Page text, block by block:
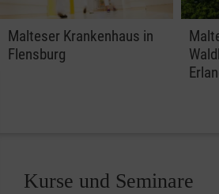
Malteser Krankenhaus in
Flensburg
Kurse und Seminare